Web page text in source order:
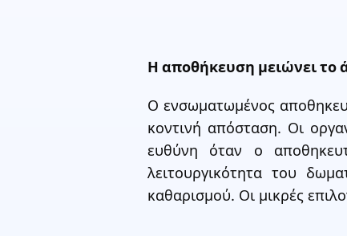
Η αποθήκευση μειώνει το
Ο ενσωματωμένος
κοντινή απόσταση. Οι
ευθύνη όταν ο
λειτουργικότητα του
καθαρισμού. Οι μικρές